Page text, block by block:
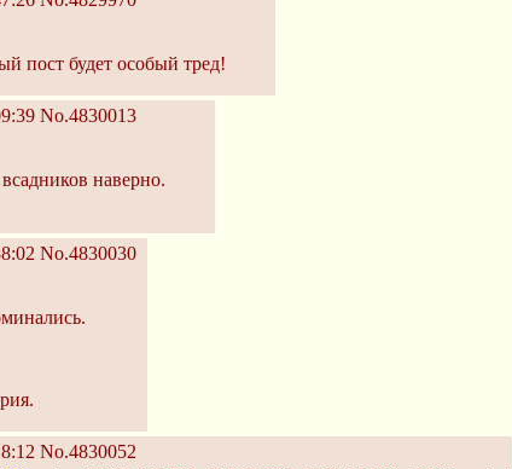
пост будет особый тред!
No.4830013
наверно.
No.4830030
No.4830052